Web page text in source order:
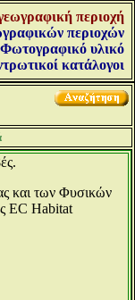
περιοχή
περιοχών
Φωτογραφικό υλικό
κατάλογοι
και των Φυσικών
EC Habitat